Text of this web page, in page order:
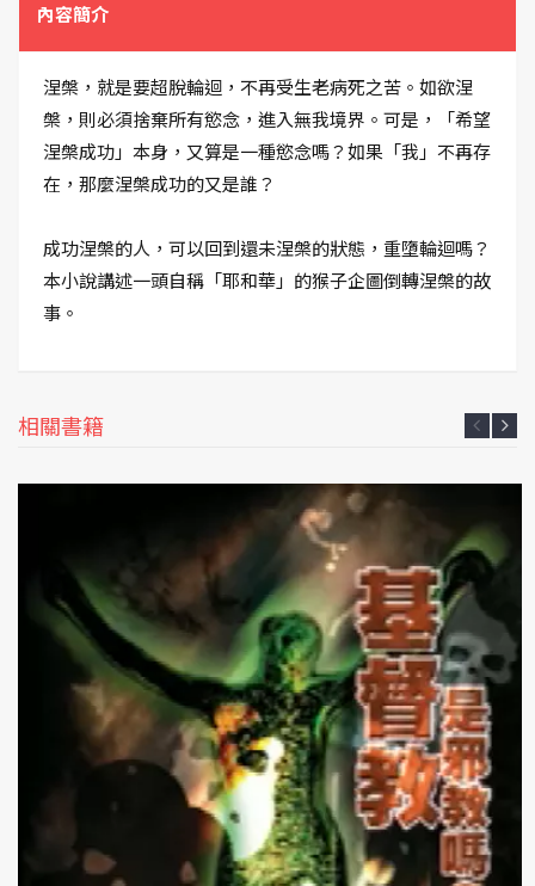
內容簡介
涅槃，就是要超脫輪迴，不再受生老病死之苦。如欲涅
槃，則必須捨棄所有慾念，進入無我境界。可是，「希望
涅槃成功」本身，又算是一種慾念嗎？如果「我」不再存
在，那麼涅槃成功的又是誰？
成功涅槃的人，可以回到還未涅槃的狀態，重墮輪迴嗎？
本小說講述一頭自稱「耶和華」的猴子企圖倒轉涅槃的故
事。
相關書籍